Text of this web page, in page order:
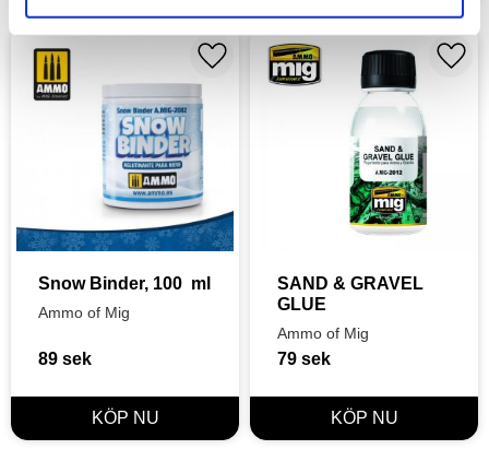
Snow Binder, 100  ml
Ammo of Mig
89 sek
Lägg till i favoriter
SAND & GRAVEL
GLUE
Ammo of Mig
79 sek